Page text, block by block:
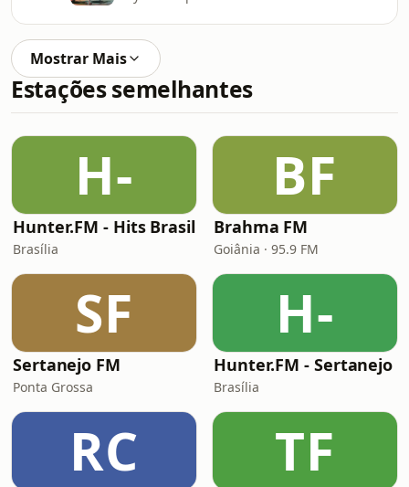
Mostrar Mais
Estações semelhantes
H-
Hunter.FM - Hits Brasil
Brasília
BF
Brahma FM
Goiânia · 95.9 FM
SF
Sertanejo FM
Ponta Grossa
H-
Hunter.FM - Sertanejo
Brasília
RC TF